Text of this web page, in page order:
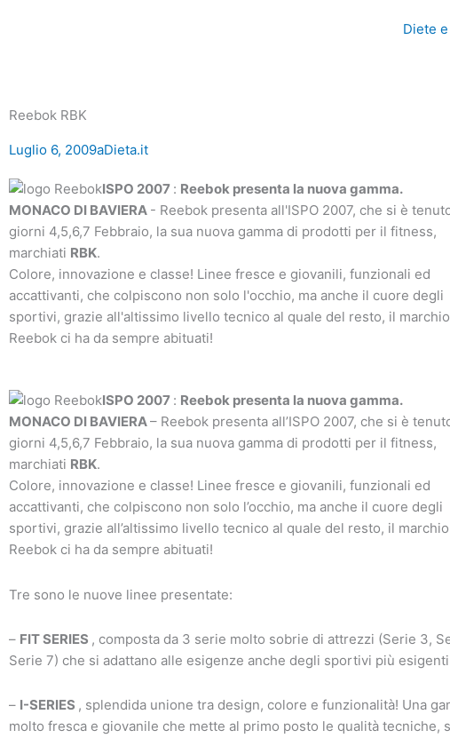
Diete
Reebok RBK
Luglio 6, 2009aDieta.it
ISPO 2007 : Reebok presenta la nuova gamma.
MONACO DI BAVIERA - Reebok presenta all'ISPO 2007, che si è
giorni 4,5,6,7 Febbraio, la sua nuova gamma di prodotti per il fitness,
marchiati RBK.
Colore, innovazione e classe! Linee fresce e giovanili, funzionali ed
accattivanti, che colpiscono non solo l'occhio, ma anche il cuore degli
sportivi, grazie all'altissimo livello tecnico al quale del resto, il marchio
Reebok ci ha da sempre abituati!
ISPO 2007 : Reebok presenta la nuova gamma.
MONACO DI BAVIERA– Reebok presenta all’ISPO 2007, che si è
giorni 4,5,6,7 Febbraio, la sua nuova gamma di prodotti per il fitness,
marchiati RBK.
Colore, innovazione e classe! Linee fresce e giovanili, funzionali ed
accattivanti, che colpiscono non solo l’occhio, ma anche il cuore degli
sportivi, grazie all’altissimo livello tecnico al quale del resto, il marchio
Reebok ci ha da sempre abituati!
Tre sono le nuove linee presentate:
– FIT SERIES , composta da 3 serie molto sobrie di attrezzi (Serie 3,
Serie 7) che si adattano alle esigenze anche degli sportivi più
– I-SERIES , splendida unione tra design, colore e funzionalità! Una
molto fresca e giovanile che mette al primo posto le qualità tecniche,